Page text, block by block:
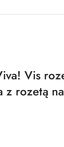
Vis
z rozetą